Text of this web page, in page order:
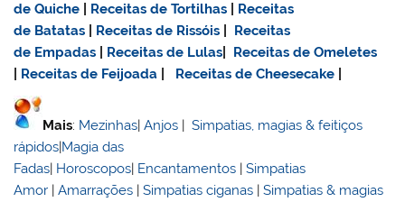
de Quiche
Receitas de Tortilhas
Receitas
de Batatas
Receitas de Rissóis
Receitas
de Empadas
Receitas de Lulas
Receitas de Omeletes
Receitas de Feijoada Receitas de Cheesecake
Mais: Mezinhas|Anjos |Simpatias, magias & feitiços
rápidos|Magia das
Fadas| Horoscopos| Encantamentos |Simpatias
Amor |Amarrações |Simpatias ciganas |Simpatias & magias